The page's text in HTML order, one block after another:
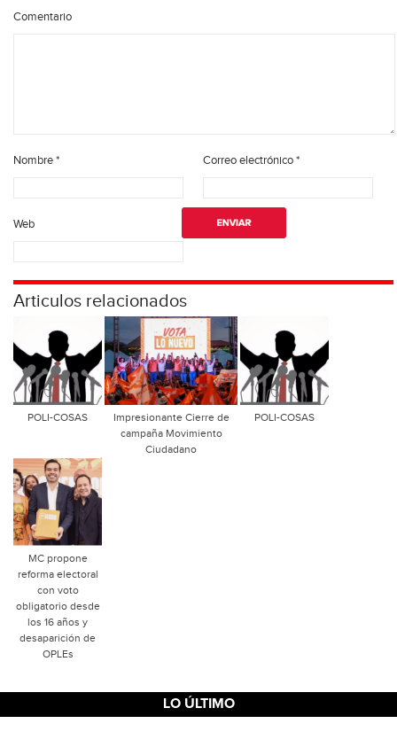
Comentario
Nombre* Correo electrónico*
Web
Articulos relacionados
POLI-COSAS
Impresionante Cierre de
campaña Movimiento
Ciudadano
POLI-COSAS
MC propone
reforma electoral
con voto
obligatorio desde
los 16 años y
desaparición de
OPLEs
LO ÚLTIMO